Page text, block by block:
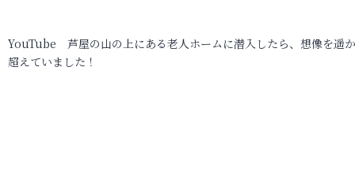
YouTube 芦屋の山の上にある老人ホームに潜入したら、想像を遥
超えていました！